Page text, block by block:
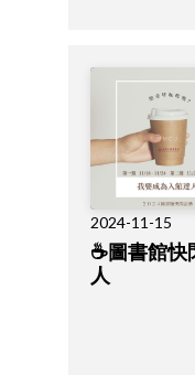
2024-11-15
☕圖書館
人